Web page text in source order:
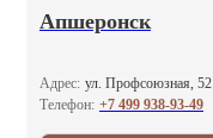
Апшеронск
Адрес: ул. Профсоюзная, 52
Телефон: +7 499 938-93-49